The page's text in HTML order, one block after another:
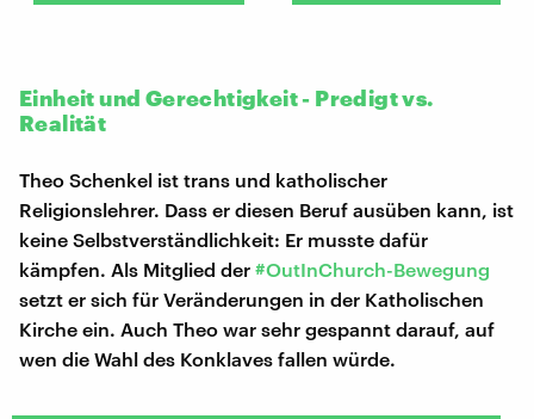
Einheit und Gerechtigkeit - Predigt vs.
Realität
Theo Schenkel ist trans und katholischer
Religionslehrer. Dass er diesen Beruf ausüben kann, ist
keine Selbstverständlichkeit: Er musste dafür
kämpfen. Als Mitglied der #OutInChurch-Bewegung
setzt er sich für Veränderungen in der Katholischen
Kirche ein. Auch Theo war sehr gespannt darauf, auf
wen die Wahl des Konklaves fallen würde.